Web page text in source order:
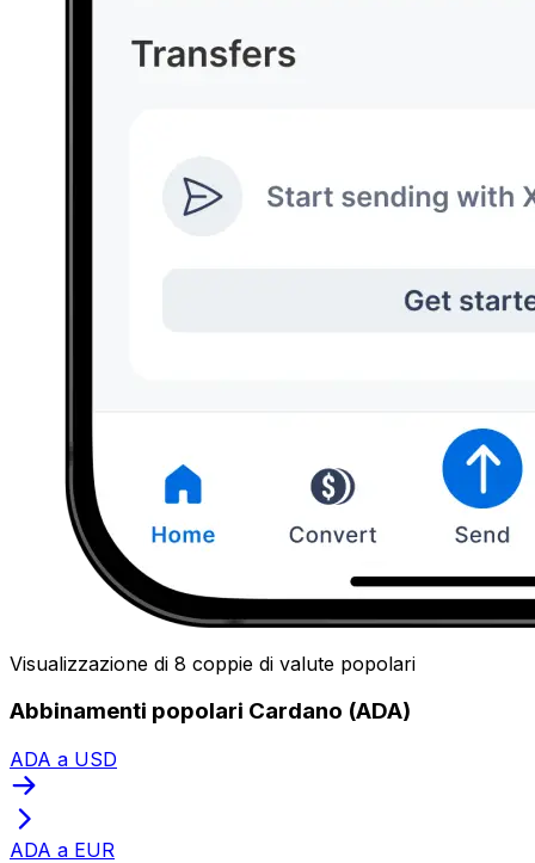
Visualizzazione di 8 coppie di valute popolari
Abbinamenti popolari Cardano (ADA)
ADA a USD
ADA a EUR